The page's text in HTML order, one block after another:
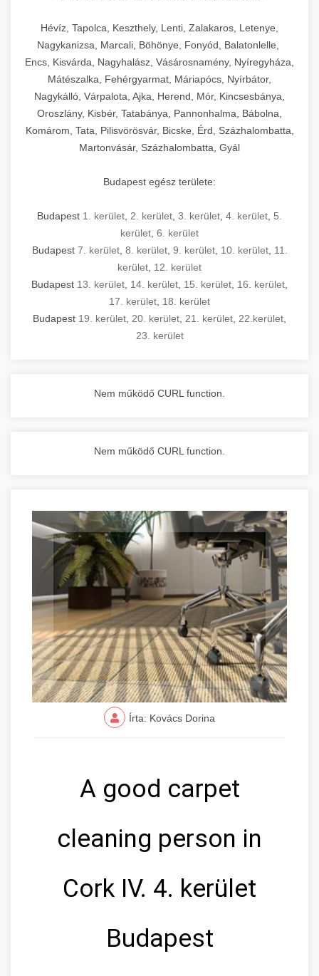
Hévíz, Tapolca, Keszthely, Lenti, Zalakaros, Letenye,
Nagykanizsa, Marcali, Böhönye, Fonyód, Balatonlelle,
Encs, Kisvárda, Nagyhalász, Vásárosnamény, Nyíregyháza,
Mátészalka, Fehérgyarmat, Máriapócs, Nyírbátor,
Nagykálló, Várpalota, Ajka, Herend, Mór, Kincsesbánya,
Oroszlány, Kisbér, Tatabánya, Pannonhalma, Bábolna,
Komárom, Tata, Pilisvörösvár, Bicske, Érd, Százhalombatta,
Martonvásár, Százhalombatta, Gyál
Budapest egész területe:
Budapest 1. kerület 2. kerület 3. kerület 4. kerület 5.
kerület 6. kerület
Budapest 7. kerület, 8. kerület, 9. kerület, 10. kerület, 11.
kerület 12. kerület
Budapest 13. kerület 14. kerület 15. kerület 16. kerület
17. kerület 18. kerület
Budapest 19. kerület 20. kerület 21. kerület 22.kerület
23. kerület
Nem működő CURL function.
Nem működő CURL function.
Írta: Kovács Dorina
A good carpet
cleaning person in
Cork IV. 4. kerület
Budapest